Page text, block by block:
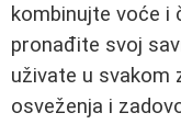
kombinujte voće i
pronađite svoj
uživate u svakom
osveženja i